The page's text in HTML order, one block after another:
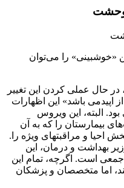
وحشت
این «خوشبینی» را می‌توان
در حال عملی کردن این تغییر
خروج از اپیدمی باشد» این اظهارات
البته، این ویروس
بیمارستان را که به آن
احیا و مراقبتهای ویژه را.
بهداشت و درمان، این
است. اگرچه، تمام این
اما متخصصان و پزشکان